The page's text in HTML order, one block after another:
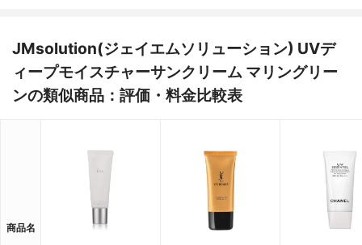
JMsolution(ジェイエムソリューション) UVデ
ィープモイスチャーサンクリーム マリングリー
ンの類似商品：評価・料金比較表
商品名